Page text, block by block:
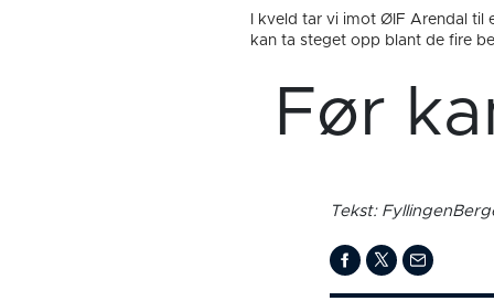
I kveld tar vi imot ØIF Arendal
kan ta steget opp blant de fire
Før
Tekst: